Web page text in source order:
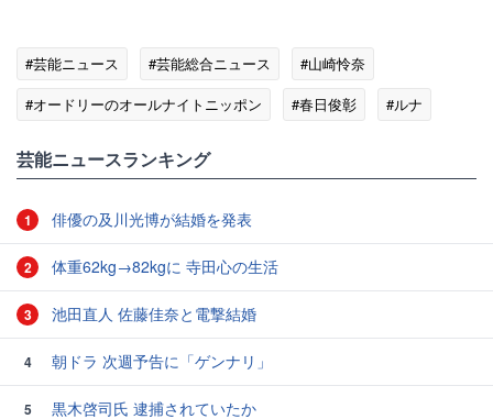
#芸能ニュース #芸能総合ニュース
#山崎怜奈
#オードリーのオールナイトニッポン
#春日俊彰
#ルナ
芸能ニュースランキング
1 俳優の及川光博が結婚を発表
2 体重62kg→82kgに 寺田心の生活
3 池田直人 佐藤佳奈と電撃結婚
4 朝ドラ 次週予告に「ゲンナリ」
5
黒木啓司氏 逮捕されていたか